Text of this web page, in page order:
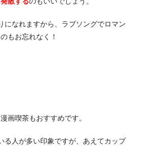
になれますから、ラブソングでロマン
もお忘れなく！
画喫茶もおすすめです。
る人が多い印象ですが、あえてカップ